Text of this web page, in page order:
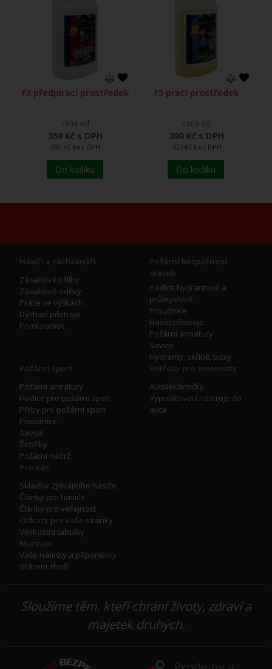
F3 předpírací prostředek
cena od
359 Kč s DPH
297 Kč bez DPH
Do košíku
F5 prací prostředek
cena od
390 Kč s DPH
322 Kč bez DPH
Do košíku
Hasiči a záchranáři
Zásahové přilby
Zásahové oděvy
Práce ve výškách
Dýchací přístroje
První pomoc
Požární bezpečnost
staveb
Hadice hydrantové a
průmyslové
Proudnice
Hasící přístroje
Požární armatury
Savice
Hydranty, skříně, boxy
Požární sport
Požární armatury
Hadice pro požární sport
Přilby pro požární sport
Proudnice
Savice
Žebříky
Požární nádrž
Potřeby pro motoristy
Autolékárničky
Vyprošťovací nástroje do
auta
Pro Vás
Skladby Zpívajícího hasiče
Články pro hasiče
Články pro veřejnost
Odkazy pro Vaše stránky
Velikostní tabulky
Muzeum
Vaše náměty a přípomínky
Vrácení zboží
Sloužíme těm, kteří chrání životy, zdraví a
majetek druhých.